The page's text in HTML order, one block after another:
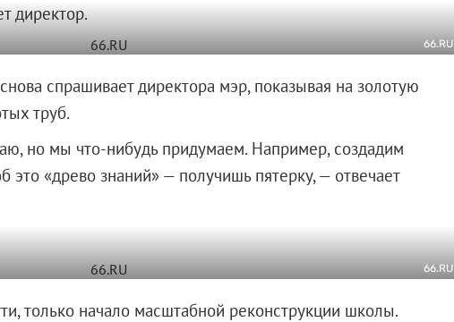
директор.
66.RU
спрашивает директора мэр, показывая на золотую
труб.
но мы что-нибудь придумаем. Например, создадим
это «древо знаний» — получишь пятерку, — отвечает
66.RU
только начало масштабной реконструкции школы.